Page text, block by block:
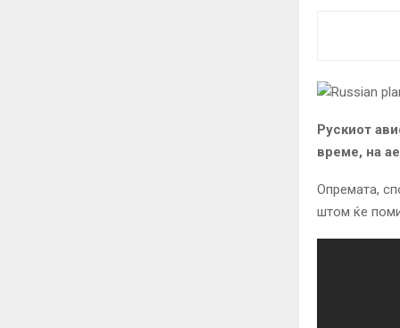
Рускиот
време, на
Опремата,
штом ќе